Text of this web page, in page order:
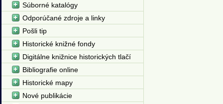
Súborné katalógy
Odporúčané zdroje a linky
Pošli tip
Historické knižné fondy
Digitálne knižnice historických tlačí
Bibliografie online
Historické mapy
Nové publikácie